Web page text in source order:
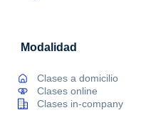
Modalidad
Clases a domicilio
Clases online
Clases in-company